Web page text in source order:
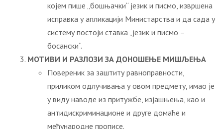
којем пише „бошњачки“ језик и писмо, извршена
исправка у апликацији Министарства и да сада у
систему постоји ставка „језик и писмо –
босански“.
МОТИВИ И РАЗЛОЗИ ЗА ДОНОШЕЊЕ МИШЉЕЊА
Повереник за заштиту равноправности,
приликом одлучивања у овом предмету, имао је
у виду наводе из притужбе, изјашњења, као и
антидискриминационе и друге домаће и
међународне прописе.